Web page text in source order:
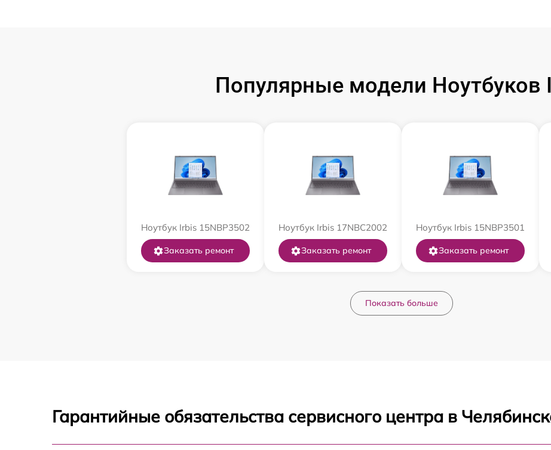
Популярные модели Ноутбуков
Ноутбук Irbis 15NBP3502
Заказать ремонт
Ноутбук Irbis 17NBC2002
Заказать ремонт
Ноутбук Irbis 15NBP3501
Заказать ремонт
Показать больше
Гарантийные обязательства сервисного центра в